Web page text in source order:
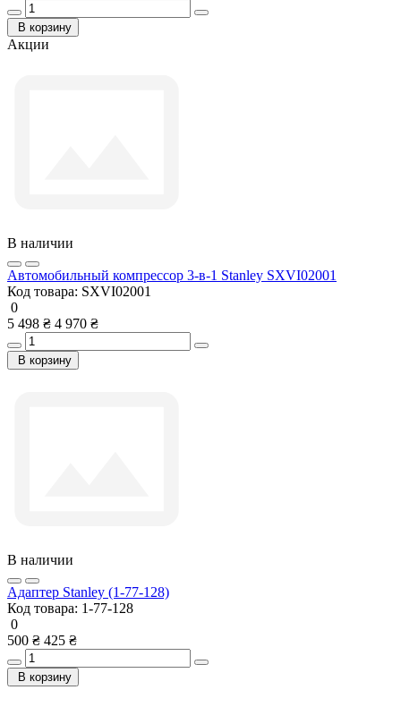
В корзину
Акции
В наличии
Автомобильный компрессор 3-в-1 Stanley SXVI02001
Код товара: SXVI02001
0
5 498 ₴ 4 970 ₴
В корзину
В наличии
Адаптер Stanley (1-77-128)
Код товара: 1-77-128
0
500 ₴ 425 ₴
В корзину